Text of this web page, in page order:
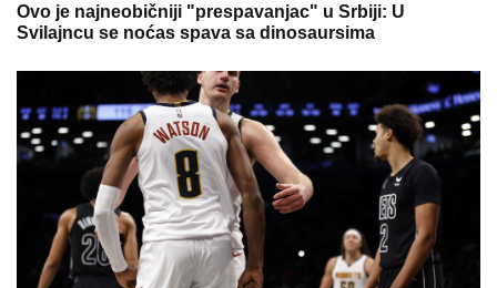
Ovo je najneobičniji "prespavanjac" u Srbiji: U
Svilajncu se noćas spava sa dinosaursima